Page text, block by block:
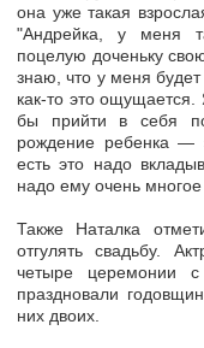
она уже такая
"Андрейка, у меня
поцелую доченьку
знаю, что у меня будет
как-то это
бы прийти в себя
рождение ребенка —
есть это надо
надо ему очень
Также Наталка
отгулять свадьбу.
четыре церемонии
праздновали
них двоих.